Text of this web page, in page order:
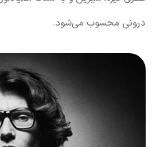
درونی محسوب می‌شود.